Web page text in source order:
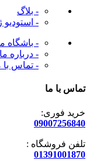
- بلاگ
- استودیو
- باشگاه
- درباره ما
- تماس با
تماس با ما
خرید فوری:
09007256840
تلفن فروشگاه :
01391001870